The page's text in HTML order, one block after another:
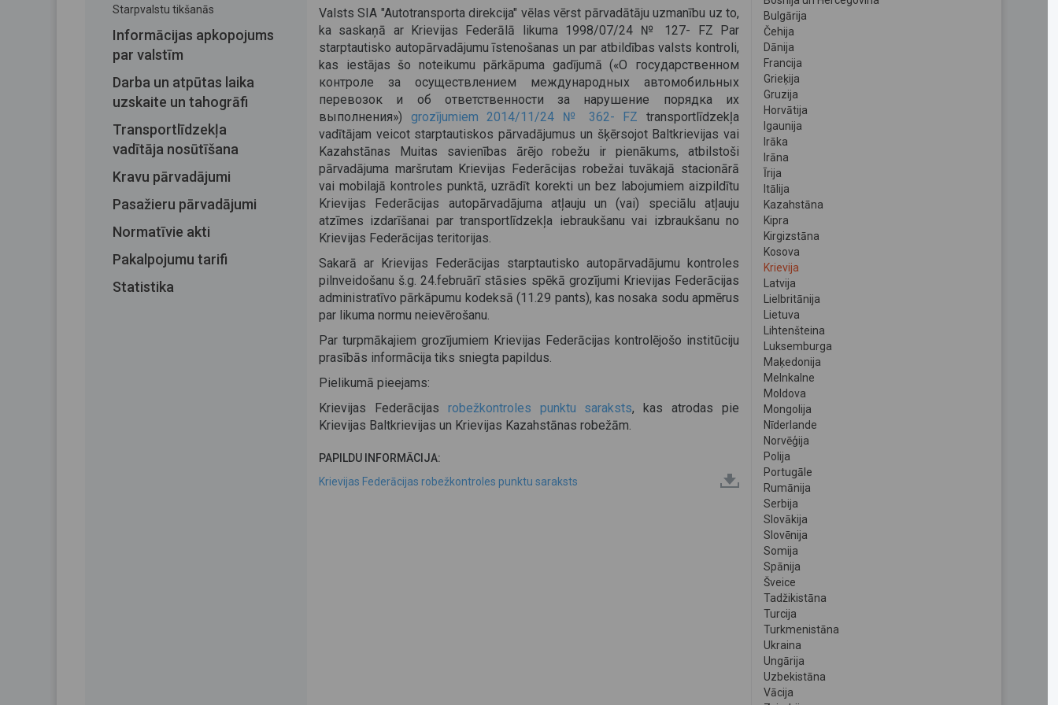
Starpvalstu tikšanās
Informācijas apkopojums
par valstīm
Darba un atpūtas laika
uzskaite un tahogrāfi
Transportlīdzekļa
vadītāja nosūtīšana
Kravu pārvadājumi
Pasažieru pārvadājumi
Normatīvie akti
Pakalpojumu tarifi
Statistika
Valsts SIA "Autotransporta direkcija" vēlas vērst pārvadātāju uzmanību uz to,
ka saskaņā ar Krievijas Federālā likuma 1998/07/24 № 127- FZ Par
starptautisko autopārvadājumu īstenošanas un par atbildības valsts kontroli,
kas iestājas šo noteikumu pārkāpuma gadījumā («О государственном
контроле за осуществлением международных автомобильных
перевозок и об ответственности за нарушение порядка их
выполнения») grozījumiem 2014/11/24 № 362- FZ transportlīdzekļa
vadītājam veicot starptautiskos pārvadājumus un šķērsojot Baltkrievijas vai
Kazahstānas Muitas savienības ārējo robežu ir pienākums, atbilstoši
pārvadājuma maršrutam Krievijas Federācijas robežai tuvākajā stacionārā
vai mobilajā kontroles punktā, uzrādīt korekti un bez labojumiem aizpildītu
Krievijas Federācijas autopārvadājuma atļauju un (vai) speciālu atļauju
atzīmes izdarīšanai par transportlīdzekļa iebraukšanu vai izbraukšanu no
Krievijas Federācijas teritorijas.
Sakarā ar Krievijas Federācijas starptautisko autopārvadājumu kontroles
pilnveidošanu š.g. 24.februārī stāsies spēkā grozījumi Krievijas Federācijas
administratīvo pārkāpumu kodeksā (11.29 pants), kas nosaka sodu apmērus
par likuma normu neievērošanu.
Par turpmākajiem grozījumiem Krievijas Federācijas kontrolējošo institūciju
prasībās informācija tiks sniegta papildus.
Pielikumā pieejams:
Krievijas Federācijas robežkontroles punktu saraksts, kas atrodas pie
Krievijas Baltkrievijas un Krievijas Kazahstānas robežām.
PAPILDU INFORMĀCIJA:
Krievijas Federācijas robežkontroles punktu saraksts
Bulgārija
Čehija
Dānija
Francija
Grieķija
Gruzija
Horvātija
Igaunija
Irāka
Irāna
Īrija
Itālija
Kazahstāna
Kipra
Kirgizstāna
Kosova
Krievija
Latvija
Lielbritānija
Lietuva
Lihtenšteina
Luksemburga
Maķedonija
Melnkalne
Moldova
Mongolija
Nīderlande
Norvēģija
Polija
Portugāle
Rumānija
Serbija
Slovākija
Slovēnija
Somija
Spānija
Šveice
Tadžikistāna
Turcija
Turkmenistāna
Ukraina
Ungārija
Uzbekistāna
Vācija